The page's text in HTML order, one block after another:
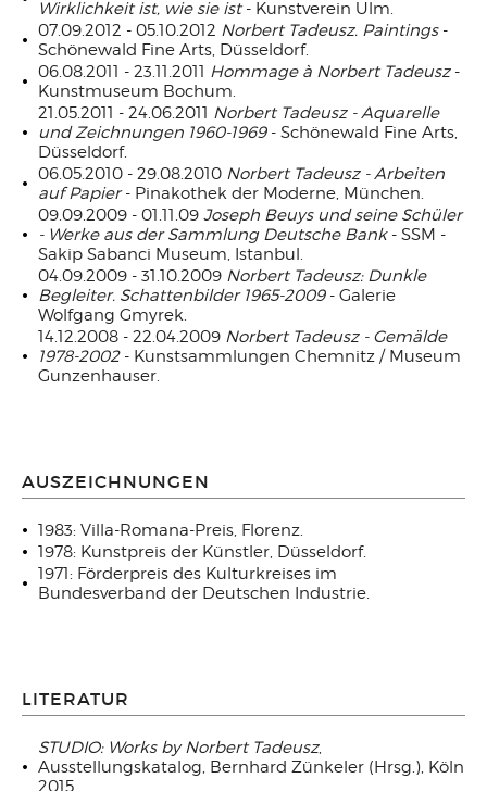
Wirklichkeit ist, wie sie ist- Kunstverein Ulm.
07.09.2012 - 05.10.2012 Norbert Tadeusz. Paintings-
Schönewald Fine Arts, Düsseldorf.
06.08.2011 - 23.11.2011 Hommage à Norbert Tadeusz-
Kunstmuseum Bochum.
21.05.2011 - 24.06.2011 Norbert Tadeusz - Aquarelle
und Zeichnungen 1960-1969- Schönewald Fine Arts,
Düsseldorf.
06.05.2010 - 29.08.2010 Norbert Tadeusz - Arbeiten
auf Papier- Pinakothek der Moderne, München.
09.09.2009 - 01.11.09 Joseph Beuys und seine Schüler
- Werke aus der Sammlung Deutsche Bank- SSM -
Sakip Sabanci Museum, Istanbul.
04.09.2009 - 31.10.2009 Norbert Tadeusz: Dunkle
Begleiter. Schattenbilder 1965-2009- Galerie
Wolfgang Gmyrek.
14.12.2008 - 22.04.2009 Norbert Tadeusz - Gemälde
1978-2002- Kunstsammlungen Chemnitz / Museum
Gunzenhauser.
AUSZEICHNUNGEN
1983: Villa-Romana-Preis, Florenz.
1978: Kunstpreis der Künstler, Düsseldorf.
1971: Förderpreis des Kulturkreises im
Bundesverband der Deutschen Industrie.
LITERATUR
STUDIO: Works by Norbert Tadeusz,
Ausstellungskatalog, Bernhard Zünkeler (Hrsg.), Köln
2015.